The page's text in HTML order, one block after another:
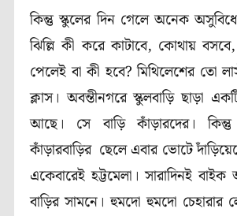
কিন্তু স্কুলের দিন গেলে অনেক
ঝিল্লি কী করে কাটাবে, কোথায়
পেলেই বা কী হবে? মিথিলেশের তো
ক্লাস। অবন্তীনগরে স্কুলবাড়ি ছাড়া
আছে। সে বাড়ি কাঁড়ারদের।
কাঁড়ারবাড়ির ছেলে এবার ভোটে
একেবারেই হট্টমেলা। সারাদিনই
বাড়ির সামনে। হুমদো হুমদো